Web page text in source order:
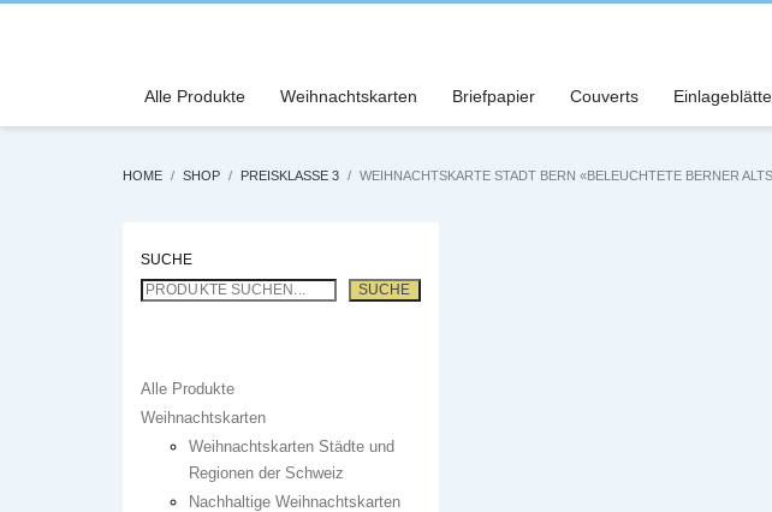
Alle Produkte Weihnachtskarten Briefpapier Couverts
HOME SHOP PREISKLASSE 3 WEIHNACHTSKARTE STADT BERN «BELEUCHTETE BERNER
SUCHE
SUCHE
Alle Produkte
Weihnachtskarten
Weihnachtskarten Städte und
Regionen der Schweiz
Nachhaltige Weihnachtskarten